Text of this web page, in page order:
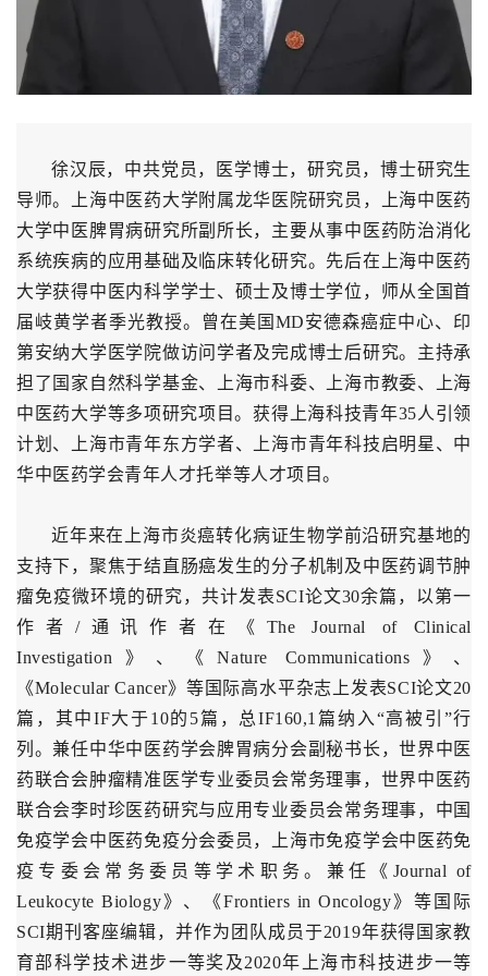
徐汉辰，中共党员，医学博士，研究员，博士研究生
导师。上海中医药大学附属龙华医院研究员，上海中医药
大学中医脾胃病研究所副所长，主要从事中医药防治消化
系统疾病的应用基础及临床转化研究。先后在上海中医药
大学获得中医内科学学士、硕士及博士学位，师从全国首
届岐黄学者季光教授。曾在美国MD安德森癌症中心、印
第安纳大学医学院做访问学者及完成博士后研究。主持承
担了国家自然科学基金、上海市科委、上海市教委、上海
中医药大学等多项研究项目。获得上海科技青年35人引领
计划、上海市青年东方学者、上海市青年科技启明星、中
华中医药学会青年人才托举等人才项目。
近年来在上海市炎癌转化病证生物学前沿研究基地的
支持下，聚焦于结直肠癌发生的分子机制及中医药调节肿
瘤免疫微环境的研究，共计发表SCI论文30余篇，以第一
作者/通讯作者在《The Journal of Clinical
Investigation》、《Nature Communications》、
《Molecular Cancer》等国际高水平杂志上发表SCI论文20
篇，其中IF大于10的5篇，总IF160,1篇纳入“高被引”行
列。兼任中华中医药学会脾胃病分会副秘书长，世界中医
药联合会肿瘤精准医学专业委员会常务理事，世界中医药
联合会李时珍医药研究与应用专业委员会常务理事，中国
免疫学会中医药免疫分会委员，上海市免疫学会中医药免
疫专委会常务委员等学术职务。兼任《Journal of
Leukocyte Biology》、《Frontiers in Oncology》等国际
SCI期刊客座编辑，并作为团队成员于2019年获得国家教
育部科学技术进步一等奖及2020年上海市科技进步一等